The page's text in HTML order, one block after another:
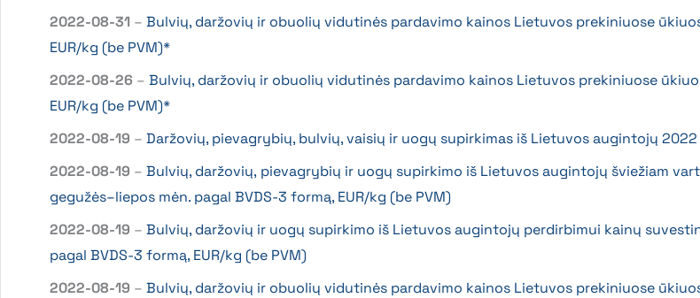
2022-08-31 – Bulvių, daržovių ir obuolių vidutinės pardavimo kainos Lietuvos prekiniuose
EUR/kg (be PVM)*
2022-08-26 – Bulvių, daržovių ir obuolių vidutinės pardavimo kainos Lietuvos prekiniuose
EUR/kg (be PVM)*
2022-08-19 – Daržovių, pievagrybių, bulvių, vaisių ir uogų supirkimas iš Lietuvos augintojų 2022
2022-08-19 – Bulvių, daržovių, pievagrybių ir uogų supirkimo iš Lietuvos augintojų šviežiam
gegužės–liepos mėn. pagal BVDS-3 formą, EUR/kg (be PVM)
2022-08-19 – Bulvių, daržovių ir uogų supirkimo iš Lietuvos augintojų perdirbimui kainų
pagal BVDS-3 formą, EUR/kg (be PVM)
2022-08-19 – Bulvių, daržovių ir obuolių vidutinės pardavimo kainos Lietuvos prekiniuose